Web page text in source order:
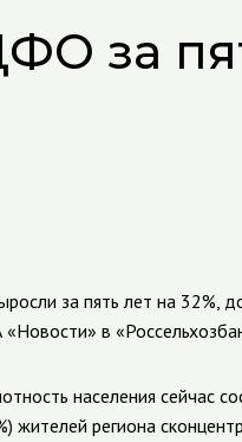
за
за пять лет на 32%,
в
населения сейчас
жителей региона